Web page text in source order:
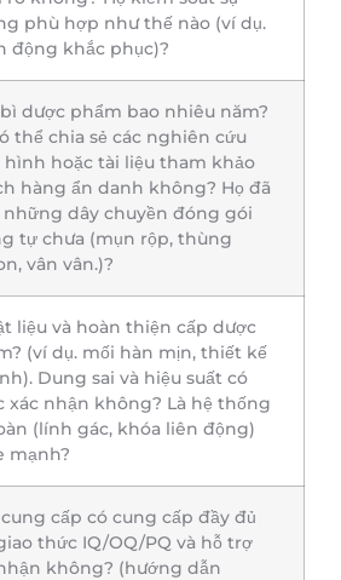
phù hợp như thế nào (ví dụ.
động khắc phục)?
dược phẩm bao nhiêu năm?
thể chia sẻ các nghiên cứu
hình hoặc tài liệu tham khảo
hàng ẩn danh không? Họ đã
những dây chuyền đóng gói
tự chưa (mụn rộp, thùng
vân vân.)?
liệu và hoàn thiện cấp dược
(ví dụ. mối hàn mịn, thiết kế
Dung sai và hiệu suất có
xác nhận không? Là hệ thống
(lính gác, khóa liên động)
mạnh?
cấp có cung cấp đầy đủ
thức IQ/OQ/PQ và hỗ trợ
không? (hướng dẫn